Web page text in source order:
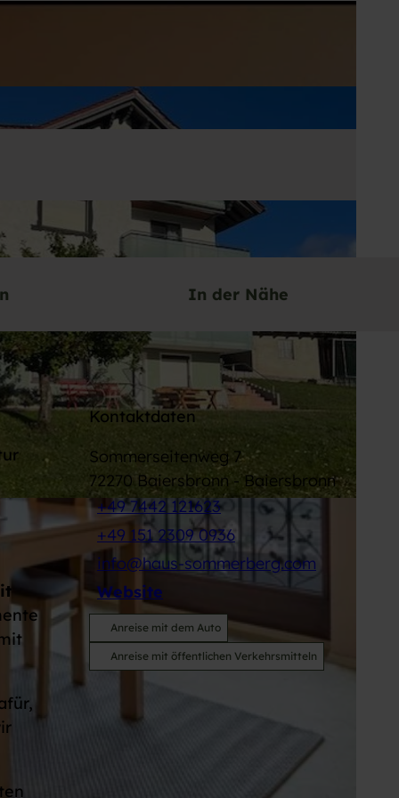
In der Nähe
Kontaktdaten
Sommerseitenweg 7
72270 Baiersbronn - Baiersbronn
+49 7442 121623
+49 151 2309 0936
info@haus-sommerberg.com
Website
Anreise mit dem Auto
Anreise mit öffentlichen Verkehrsmitteln